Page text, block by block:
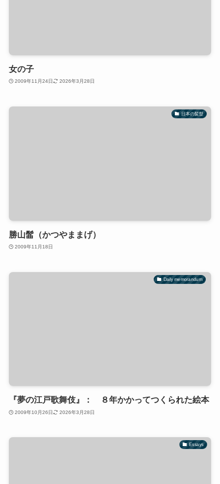
女の子
2009年11月24日 2026年3月28日
日本の髪型
勝山髷（かつやままげ）
2009年11月18日
Daily memorandum
『夢の江戸歌舞伎』： ８年かかってつくられた絵本
2009年10月26日 2026年3月28日
Essays